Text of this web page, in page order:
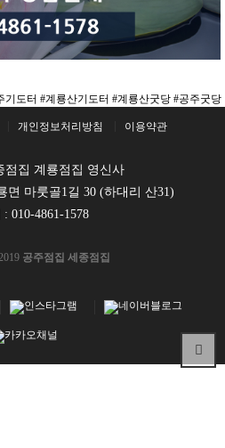
기도터 #계룡산기도터 #계룡산굿당 #공주굿당
개인정보처리방침 이용약관
점집 계룡점집 영신사
면 마룻골1길 30 (하대리 산31)
: 010-4861-1578
공주점집 세종점집